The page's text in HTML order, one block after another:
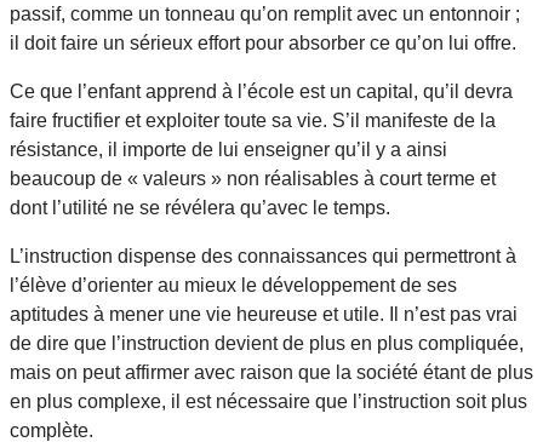
passif, comme un tonneau qu’on remplit avec un entonnoir ;
il doit faire un sérieux effort pour absorber ce qu’on lui offre.
Ce que l’enfant apprend à l’école est un capital, qu’il devra
faire fructifier et exploiter toute sa vie. S’il manifeste de la
résistance, il importe de lui enseigner qu’il y a ainsi
beaucoup de « valeurs » non réalisables à court terme et
dont l’utilité ne se révélera qu’avec le temps.
L’instruction dispense des connaissances qui permettront à
l’élève d’orienter au mieux le développement de ses
aptitudes à mener une vie heureuse et utile. Il n’est pas vrai
de dire que l’instruction devient de plus en plus compliquée,
mais on peut affirmer avec raison que la société étant de plus
en plus complexe, il est nécessaire que l’instruction soit plus
complète.